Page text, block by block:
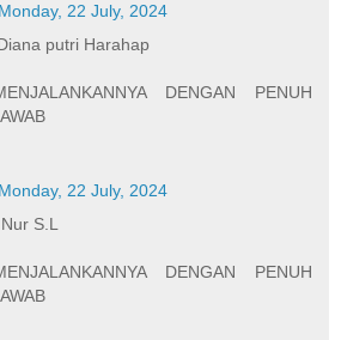
Monday, 22 July, 2024
putri Harahap
DENGAN PENUH
Monday, 22 July, 2024
S.L
DENGAN PENUH